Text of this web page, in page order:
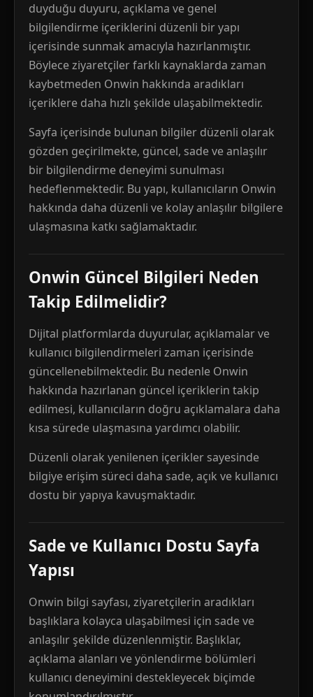
duyduğu duyuru, açıklama ve genel
bilgilendirme içeriklerini düzenli bir yapı
içerisinde sunmak amacıyla hazırlanmıştır.
Böylece ziyaretçiler farklı kaynaklarda zaman
kaybetmeden Onwin hakkında aradıkları
içeriklere daha hızlı şekilde ulaşabilmektedir.
Sayfa içerisinde bulunan bilgiler düzenli olarak
gözden geçirilmekte, güncel, sade ve anlaşılır
bir bilgilendirme deneyimi sunulması
hedeflenmektedir. Bu yapı, kullanıcıların Onwin
hakkında daha düzenli ve kolay anlaşılır bilgilere
ulaşmasına katkı sağlamaktadır.
Onwin Güncel Bilgileri Neden
Takip Edilmelidir?
Dijital platformlarda duyurular, açıklamalar ve
kullanıcı bilgilendirmeleri zaman içerisinde
güncellenebilmektedir. Bu nedenle Onwin
hakkında hazırlanan güncel içeriklerin takip
edilmesi, kullanıcıların doğru açıklamalara daha
kısa sürede ulaşmasına yardımcı olabilir.
Düzenli olarak yenilenen içerikler sayesinde
bilgiye erişim süreci daha sade, açık ve kullanıcı
dostu bir yapıya kavuşmaktadır.
Sade ve Kullanıcı Dostu Sayfa
Yapısı
Onwin bilgi sayfası, ziyaretçilerin aradıkları
başlıklara kolayca ulaşabilmesi için sade ve
anlaşılır şekilde düzenlenmiştir. Başlıklar,
açıklama alanları ve yönlendirme bölümleri
kullanıcı deneyimini destekleyecek biçimde